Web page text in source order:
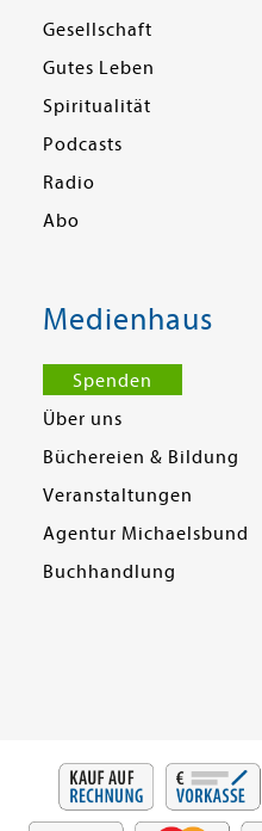
Gesellschaft
Gutes Leben
Spiritualität
Podcasts
Radio
Abo
Medienhaus
Spenden
Über uns
Büchereien & Bildung
Veranstaltungen
Agentur Michaelsbund
Buchhandlung